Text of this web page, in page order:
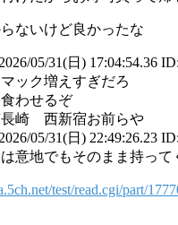
ないけど良かったな
2026/05/31(日) 17:04:54.36
ック増えすぎだろ
わせるぞ
崎 西新宿お前らや
2026/05/31(日) 22:49:26.23
意地でもそのまま持って
test/read.cgi/part/